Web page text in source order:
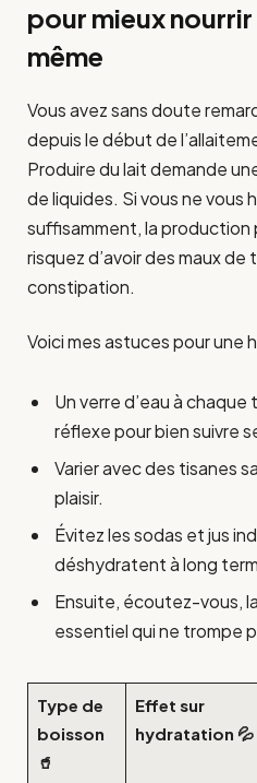
pour mieux
même
Vous avez sans doute
depuis le début de
Produire du lait demande
de liquides. Si vous ne vous
suffisamment, la production
risquez d’avoir des maux
constipation.
Voici mes astuces pour une
Un verre d’eau à
réflexe pour bien suivre
Varier avec des tisanes
plaisir.
Évitez les sodas et jus
déshydratent à long
Ensuite, écoutez-vous,
essentiel qui ne trompe
Type de
boisson
🥤
Effet sur
hydratation 💦